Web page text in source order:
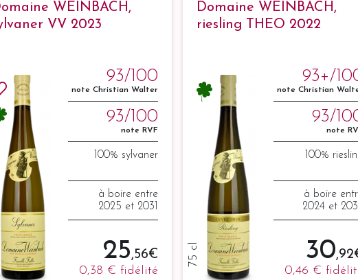
WEINBACH,
VV 2023
93/100
note Christian Walter
93/100
note RVF
100% sylvaner
à boire entre
2025 et 2031
25,56 €
0,38 € fidélité
Domaine WEINBACH,
riesling THEO 2022
75 cl
93+/
note Christian
93/
note
100%
à boire
2024 et
30,92
0,46 €